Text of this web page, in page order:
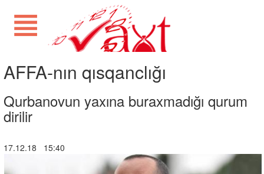
AFFA-nın qısqanclığı
Qurbanovun yaxına buraxmadığı qurum
dirilir
17.12.18 15:40